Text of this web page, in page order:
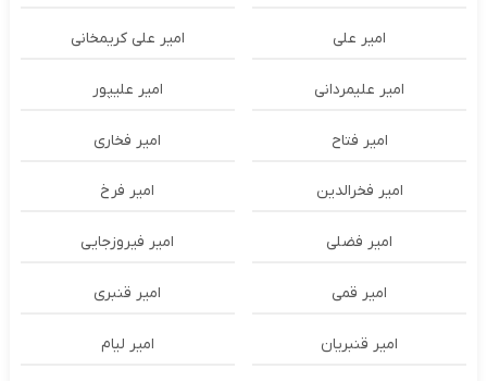
امیر علی امیر علی کریمخانی
امیر علیمردانی امیر علیپور
امیر فتاح امیر فخاری
امیر فخرالدین امیر فرخ
امیر فضلی امیر فیروزجایی
امیر قمی امیر قنبری
امیر قنبریان امیر لیام